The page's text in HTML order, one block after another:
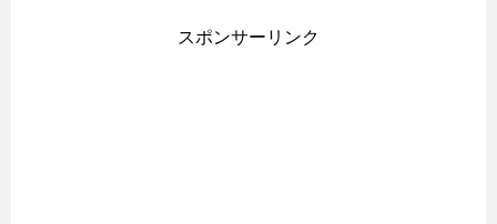
スポンサーリンク